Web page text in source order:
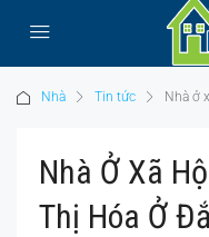
Nhà Tin tức Nhà ở
Nhà Ở Xã
Thị Hóa Ở